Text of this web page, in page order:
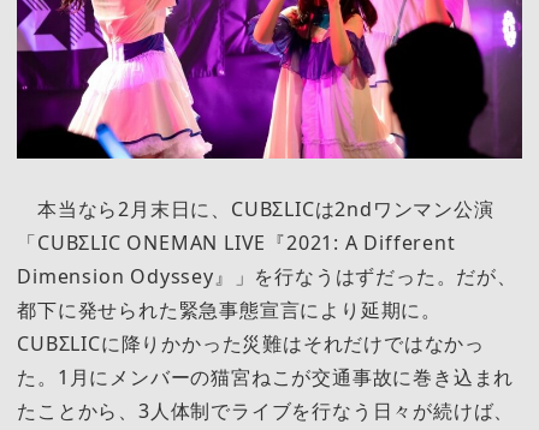
本当なら2月末日に、CUBΣLICは2ndワンマン公演
「CUBΣLIC ONEMAN LIVE『2021: A Different
Dimension Odyssey』」を行なうはずだった。だが、
都下に発せられた緊急事態宣言により延期に。
CUBΣLICに降りかかった災難はそれだけではなかっ
た。1月にメンバーの猫宮ねこが交通事故に巻き込まれ
たことから、3人体制でライブを行なう日々が続けば、